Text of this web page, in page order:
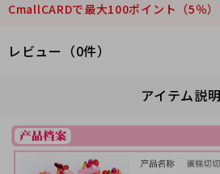
CmallCARDで最大100ポイント（5％）
レビュー（0件）
アイテム説明